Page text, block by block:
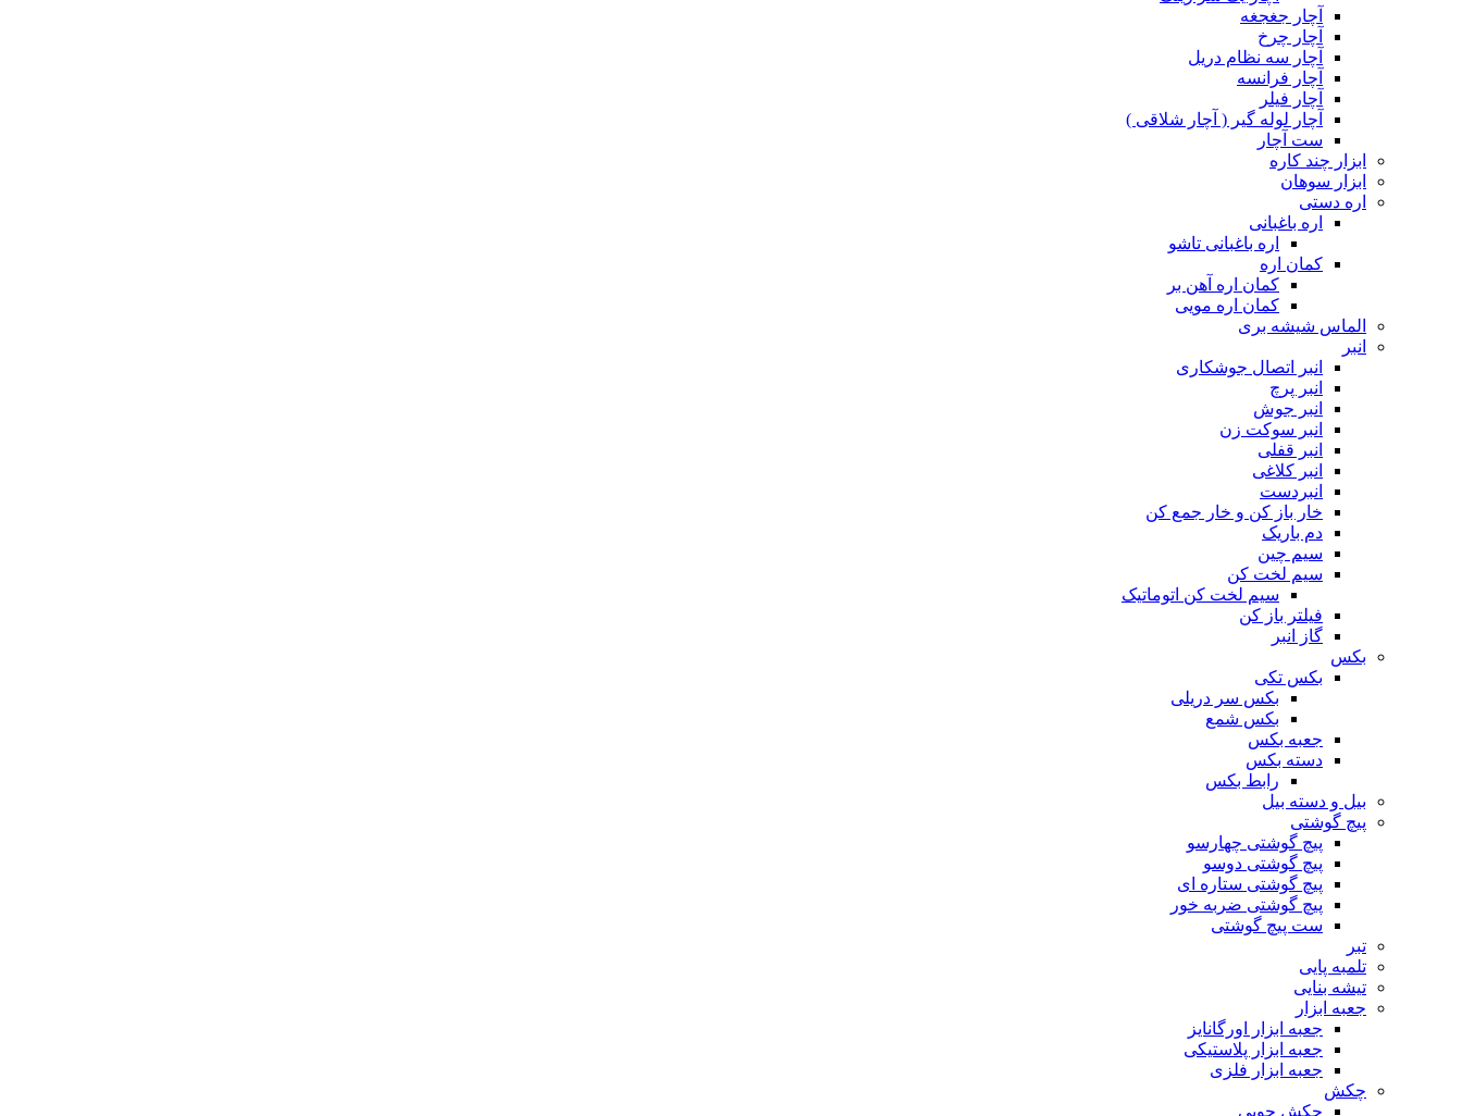
آچار جغجغه
آچار چرخ
آچار سه نظام دریل
آچار فرانسه
آچار فیلر
آچار لوله گیر ( آچار شلاقی )
ست آچار
ابزار چند کاره
ابزار سوهان
اره دستی
اره باغبانی
اره باغبانی تاشو
کمان اره
کمان اره آهن بر
کمان اره مویی
الماس شیشه بری
انبر
انبر اتصال جوشکاری
انبر پرچ
انبر جوش
انبر سوکت زن
انبر قفلی
انبر کلاغی
انبردست
خار باز کن و خار جمع کن
دم باریک
سیم چین
سیم لخت کن
سیم لخت کن اتوماتیک
فیلتر باز کن
گاز انبر
بکس
بکس تکی
بکس سر دریلی
بکس شمع
جعبه بکس
دسته بکس
رابط بکس
بیل و دسته بیل
پیچ گوشتی
پیچ گوشتی چهارسو
پیچ گوشتی دوسو
پیچ گوشتی ستاره‌ ای
پیچ گوشتی ضربه خور
ست پیچ گوشتی
تبر
تلمبه پایی
تیشه بنایی
جعبه ابزار
جعبه ابزار اورگانایز
جعبه ابزار پلاستیکی
جعبه ابزار فلزی
چکش
چکش چوبی